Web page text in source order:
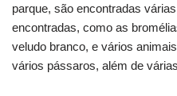
parque, são encontradas
encontradas, como as
veludo branco, e vários
vários pássaros, além de